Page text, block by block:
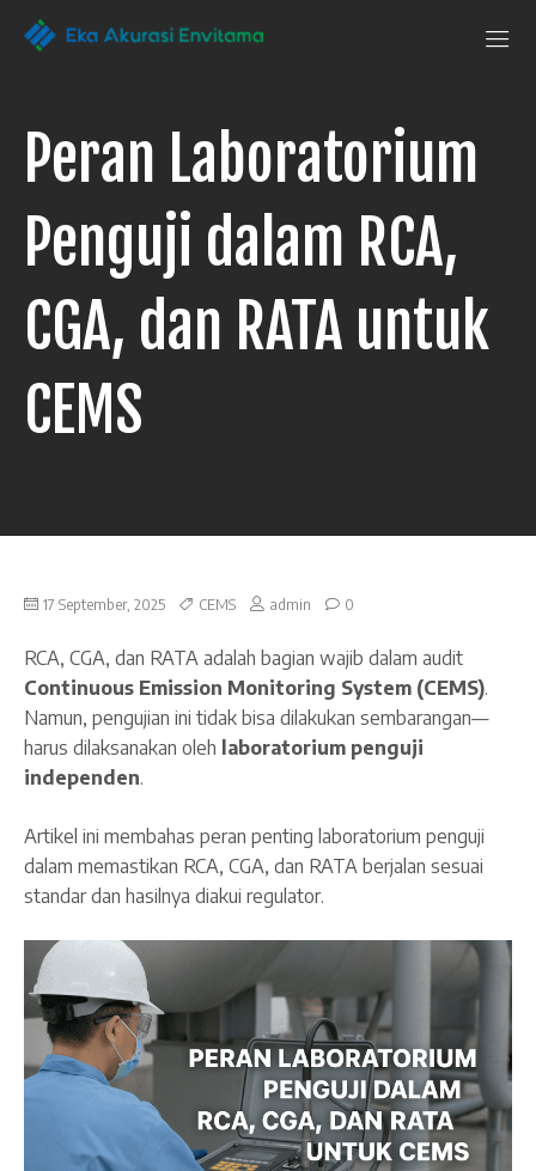
Penguji Eka
Laboratorium
dapat
anda
andalkan
Peran Laboratorium
Penguji dalam RCA,
CGA, dan RATA untuk
CEMS
17 September, 2025 CEMS admin 0
RCA, CGA, dan RATA adalah bagian wajib dalam audit
Continuous Emission Monitoring System (CEMS).
Namun, pengujian ini tidak bisa dilakukan sembarangan—
harus dilaksanakan oleh laboratorium penguji
independen.
Artikel ini membahas peran penting laboratorium penguji
dalam memastikan RCA, CGA, dan RATA berjalan sesuai
standar dan hasilnya diakui regulator.